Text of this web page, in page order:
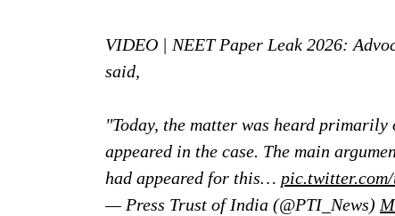
VIDEO | NEET Paper Leak 2026:
said,
"Today, the matter was heard
appeared in the case. The main
had appeared for this… pic.twitter.com/
— Press Trust of India (@PTI_News)